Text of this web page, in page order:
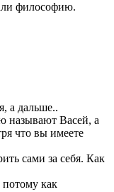
философию.
а дальше..
называют Васей, а
что вы имеете
сами за себя. Как
как